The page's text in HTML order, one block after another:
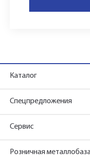
Каталог
Спецпредложения
Сервис
Розничная